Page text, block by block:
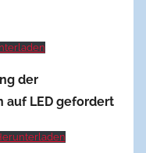
der
auf LED gefordert